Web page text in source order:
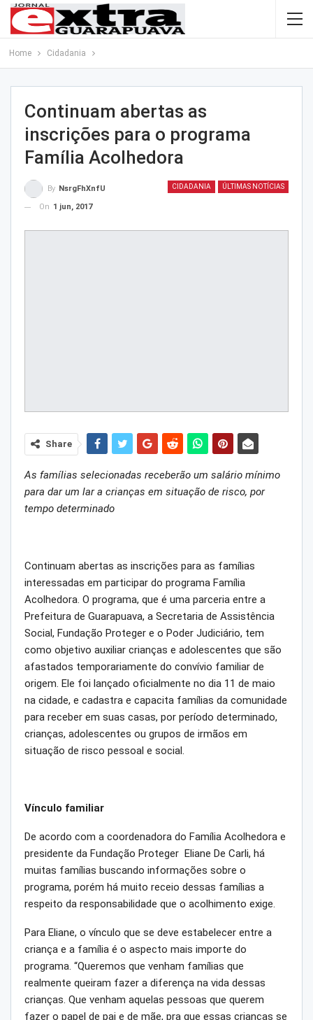
Home Cidadania
Continuam abertas as
inscrições para o programa
Família Acolhedora
CIDADANIA ÚLTIMAS NOTÍCIAS
By NsrgFhXnfU
On 1 jun, 2017
Share
As famílias selecionadas receberão um salário mínimo
para dar um lar a crianças em situação de risco, por
tempo determinado
Continuam abertas as inscrições para as famílias
interessadas em participar do programa Família
Acolhedora. O programa, que é uma parceria entre a
Prefeitura de Guarapuava, a Secretaria de Assistência
Social, Fundação Proteger e o Poder Judiciário, tem
como objetivo auxiliar crianças e adolescentes que são
afastados temporariamente do convívio familiar de
origem. Ele foi lançado oficialmente no dia 11 de maio
na cidade, e cadastra e capacita famílias da comunidade
para receber em suas casas, por período determinado,
crianças, adolescentes ou grupos de irmãos em
situação de risco pessoal e social.
Vínculo familiar
De acordo com a coordenadora do Família Acolhedora e
presidente da Fundação Proteger Eliane De Carli, há
muitas famílias buscando informações sobre o
programa, porém há muito receio dessas famílias a
respeito da responsabilidade que o acolhimento exige.
Para Eliane, o vínculo que se deve estabelecer entre a
criança e a família é o aspecto mais importe do
programa. “Queremos que venham famílias que
realmente queiram fazer a diferença na vida dessas
crianças. Que venham aquelas pessoas que querem
fazer o papel de pai e de mãe, pra que essas crianças se